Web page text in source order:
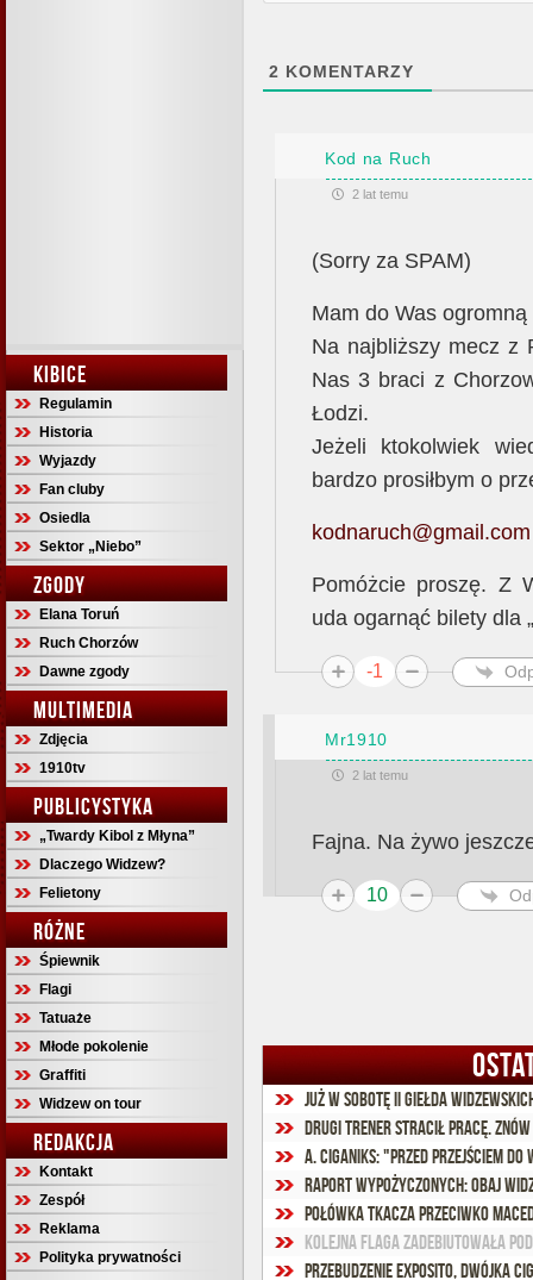
KIBICE
Regulamin
Historia
Wyjazdy
Fan cluby
Osiedla
Sektor „Niebo”
ZGODY
Elana Toruń
Ruch Chorzów
Dawne zgody
MULTIMEDIA
Zdjęcia
1910tv
PUBLICYSTYKA
„Twardy Kibol z Młyna”
Dlaczego Widzew?
Felietony
RÓŻNE
Śpiewnik
Flagi
Tatuaże
Młode pokolenie
Graffiti
Widzew on tour
REDAKCJA
Kontakt
Zespół
Reklama
Polityka prywatności
2 KOMENTARZY
Kod na Ruch
2 lat temu
(Sorry za SPAM)
Mam do Was
Na najbliższy mecz z
Nas 3 braci z
Łodzi.
Jeżeli ktokolwiek
bardzo prosiłbym o
kodnaruch@gmail.com
Pomóżcie proszę. Z
uda ogarnąć bilety dla
-1
Mr1910
2 lat temu
Fajna. Na żywo
10
Już w sobotę II Giełda
Drugi trener stracił pracę. Znów
Raport wypożyczonych: Obaj
Połówka Tkacza przeciwko
Kolejna flaga zadebiutowała
Przebudzenie Exposito, dwójka